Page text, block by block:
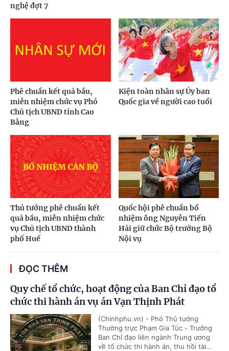
nghệ đợt 7
Phê chuẩn kết quả bầu,
miễn nhiệm chức vụ Phó
Chủ tịch UBND tỉnh Cao
Bằng
Kiện toàn nhân sự Ủy ban
Quốc gia về người cao tuổi
Thủ tướng phê chuẩn kết
quả bầu, miễn nhiệm chức
vụ Chủ tịch UBND thành
phố Huế
Quốc hội phê chuẩn bổ
nhiệm ông Nguyễn Tiến
Hải giữ chức Bộ trưởng Bộ
Nội vụ
ĐỌC THÊM
Quy chế tổ chức, hoạt động của Ban Chỉ đạo tổ
chức thi hành án vụ án Vạn Thịnh Phát
(Chinhphu.vn) - Phó Thủ tướng
Thường trực Phạm Gia Túc - Trưởng
Ban Chỉ đạo liên ngành Trung ương
về tổ chức thi hành án, thu hồi tài...